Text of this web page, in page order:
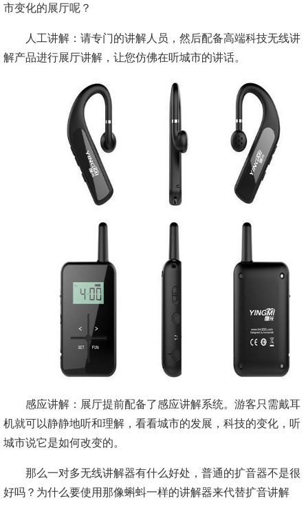
市变化的展厅呢？
人工讲解：请专门的讲解人员，然后配备高端科技无线讲
解产品进行展厅讲解，让您仿佛在听城市的讲话。
感应讲解：展厅提前配备了感应讲解系统。游客只需戴耳
机就可以静静地听和理解，看看城市的发展，科技的变化，听
城市说它是如何改变的。
那么一对多无线讲解器有什么好处，普通的扩音器不是很
好吗？为什么要使用那像蝌蚪一样的讲解器来代替扩音讲解